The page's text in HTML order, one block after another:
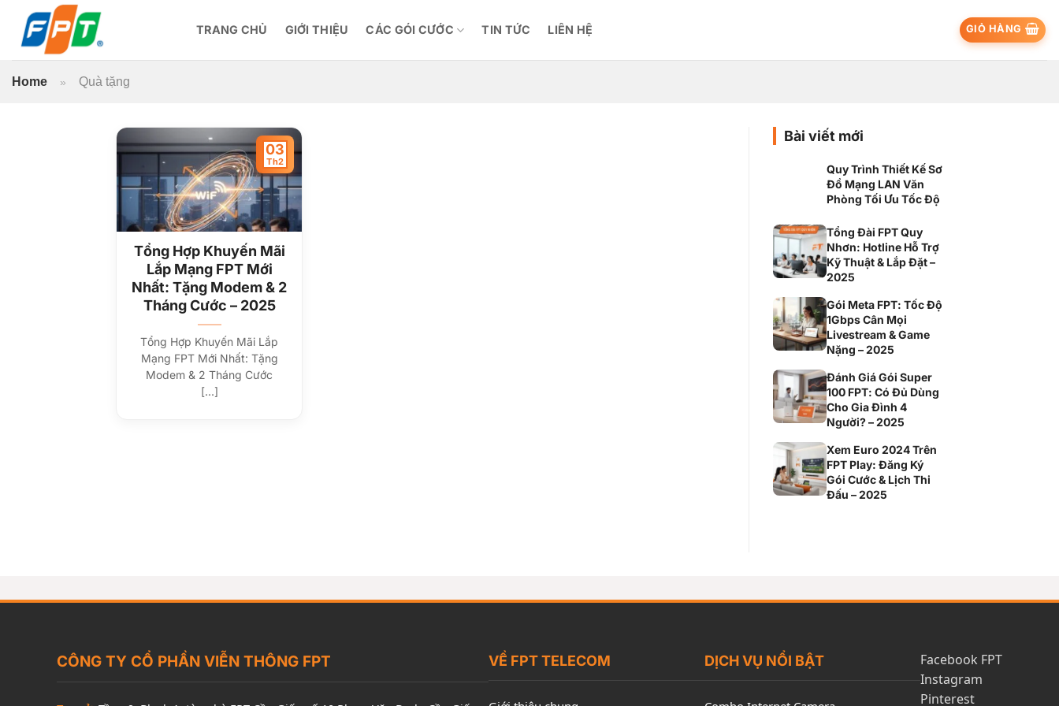
TRANG CHỦ GIỚI THIỆU CÁC GÓI CƯỚC TIN TỨC LIÊN HỆ GIỎ HÀNG
Home » Quà tặng
Tổng Hợp Khuyến Mãi
Lắp Mạng FPT Mới
Nhất: Tặng Modem & 2
Tháng Cước – 2025
Tổng Hợp Khuyến Mãi Lắp
Mạng FPT Mới Nhất: Tặng
Modem & 2 Tháng Cước
[...]
03
Th2
Bài viết mới
Quy Trình Thiết Kế Sơ
Đồ Mạng LAN Văn
Phòng Tối Ưu Tốc Độ
Tổng Đài FPT Quy
Nhơn: Hotline Hỗ Trợ
Kỹ Thuật & Lắp Đặt –
2025
Gói Meta FPT: Tốc Độ
1Gbps Cân Mọi
Livestream & Game
Nặng – 2025
Đánh Giá Gói Super
100 FPT: Có Đủ Dùng
Cho Gia Đình 4
Người? – 2025
Xem Euro 2024 Trên
FPT Play: Đăng Ký
Gói Cước & Lịch Thi
Đấu – 2025
CÔNG TY CỔ PHẦN VIỄN THÔNG FPT VỀ FPT TELECOM DỊCH VỤ NỔI BẬT
Facebook FPT
Instagram
Pinterest